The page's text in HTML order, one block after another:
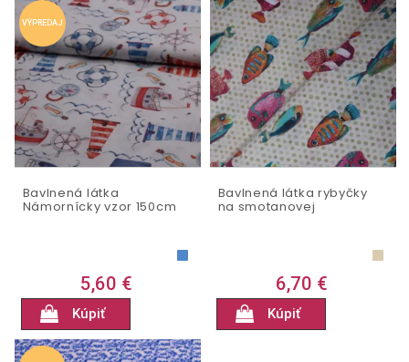
VÝPREDAJ
Bavlnená látka
Námornícky vzor 150cm
5,60 €
Kúpiť
Bavlnená látka rybyčky
na smotanovej
6,70 €
Kúpiť